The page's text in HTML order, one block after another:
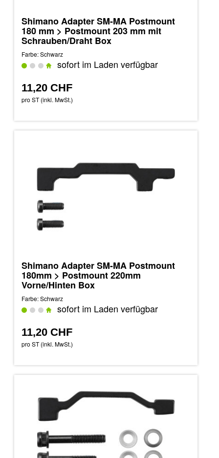
Shimano Adapter SM-MA Postmount
180 mm > Postmount 203 mm mit
Schrauben/Draht Box
Farbe: Schwarz
sofort im Laden verfügbar
11,20 CHF
pro ST (inkl. MwSt.)
Shimano Adapter SM-MA Postmount
180mm > Postmount 220mm
Vorne/Hinten Box
Farbe: Schwarz
sofort im Laden verfügbar
11,20 CHF
pro ST (inkl. MwSt.)